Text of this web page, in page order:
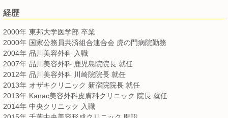
経歴
2000年 東邦大学医学部 卒業
2000年 国家公務員共済組合連合会 虎の門病院勤務
2004年 品川美容外科 入職
2007年 品川美容外科 鹿児島院院長 就任
2012年 品川美容外科 川崎院院長 就任
2013年 オザキクリニック 新宿院院長 就任
2013年 Kanac美容外科皮膚科クリニック 院長 就任
2014年 中央クリニック 入職